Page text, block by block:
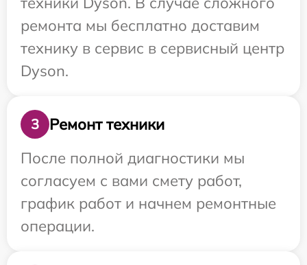
ремонта мы бесплатно доставим
технику в сервис в сервисный центр
Dyson.
3
Ремонт техники
После полной диагностики мы
согласуем с вами смету работ,
график работ и начнем ремонтные
операции.